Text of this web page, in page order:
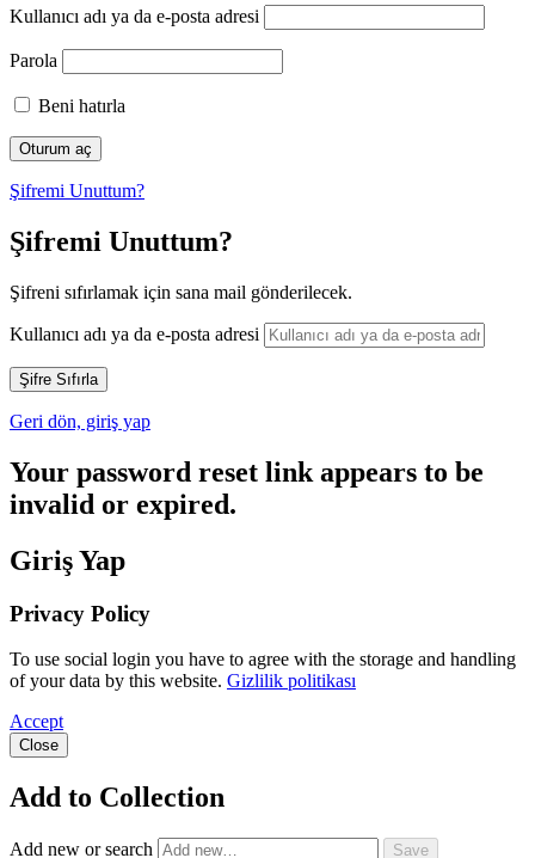
Kullanıcı adı ya da e-posta adresi
Parola
Beni hatırla
Şifremi Unuttum?
Şifremi Unuttum?
Şifreni sıfırlamak için sana mail gönderilecek.
Kullanıcı adı ya da e-posta adresi
Geri dön, giriş yap
Your password reset link appears to be
invalid or expired.
Giriş Yap
Privacy Policy
To use social login you have to agree with the storage and handling
of your data by this website. Gizlilik politikası
Accept
Close
Add to Collection
Add new or search